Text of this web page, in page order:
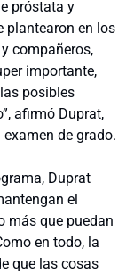
próstata y
plantearon en los
compañeros,
importante,
posibles
afirmó Duprat,
de grado.
Duprat
el
más que puedan
en todo, la
que las cosas